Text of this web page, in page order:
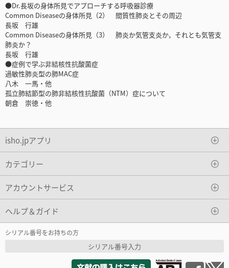
●Dr.長坂の身体所見でアプローチする呼吸器診療
Common Diseaseの身体所見（2） 間質性肺炎とその周辺
長坂 行雄
Common Diseaseの身体所見（3） 肺炎か気管支炎か，それとも気管支
肺炎か？
長坂 行雄
●症例で学ぶ非結核性抗酸菌症
過敏性肺炎型の肺MAC症
八木 一馬・他
孤立肺結節型の肺非結核性抗酸菌（NTM）症について
朝倉 崇徳・他
isho.jpアプリ
カテゴリー
アカウントサービス
ヘルプ＆ガイド
シリアル番号をお持ちの方
シリアル番号入力